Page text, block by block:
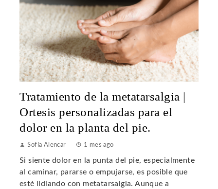
Tratamiento de la metatarsalgia |
Ortesis personalizadas para el
dolor en la planta del pie.
Sofía Alencar 1 mes ago
Si siente dolor en la punta del pie, especialmente
al caminar, pararse o empujarse, es posible que
esté lidiando con metatarsalgia. Aunque a